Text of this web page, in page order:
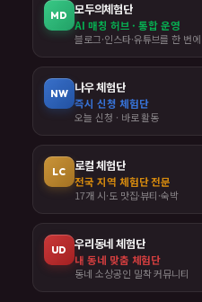
MD 모두의체험단
AI 매칭 허브 · 통합 운영
블로그·인스타·유튜브를 한 번에
NW 나우 체험단
즉시 신청 체험단
오늘 신청 · 바로 활동
LC 로컬 체험단
전국 지역 체험단 전문
17개 시·도 맛집·뷰티·숙박
UD 우리동네 체험단
내 동네 맞춤 체험단
동네 소상공인 밀착 커뮤니티